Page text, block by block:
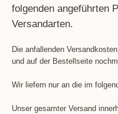
folgenden angeführten
Versandarten.
Die anfallenden
und auf der Bestellseite
Wir liefern nur an die im
Unser gesamter Versand